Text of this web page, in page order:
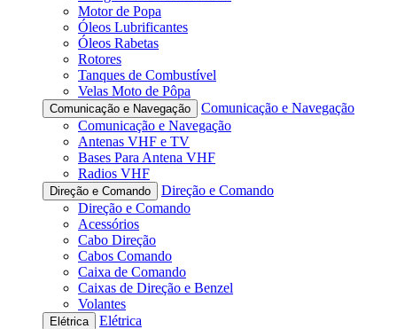
Motor de Popa
Óleos Lubrificantes
Óleos Rabetas
Rotores
Tanques de Combustível
Velas Moto de Pôpa
Comunicação e Navegação
Comunicação e Navegação
Comunicação e Navegação
Antenas VHF e TV
Bases Para Antena VHF
Radios VHF
Direção e Comando
Direção e Comando
Direção e Comando
Acessórios
Cabo Direção
Cabos Comando
Caixa de Comando
Caixas de Direção e Benzel
Volantes
Elétrica
Elétrica